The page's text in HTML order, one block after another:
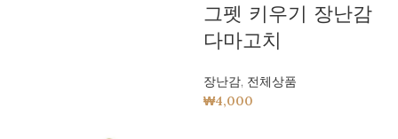
그펫 키우기 장난감
다마고치
장난감, 전체상품
₩4,000